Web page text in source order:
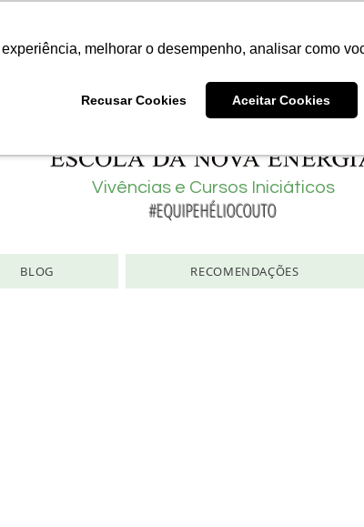
melhorar o desempenho, analisar como
Recusar Cookies Aceitar Cookies
Vivências e Cursos Iniciáticos
#EQUIPEHÉLIOCOUTO
BLOG RECOMENDAÇÕES